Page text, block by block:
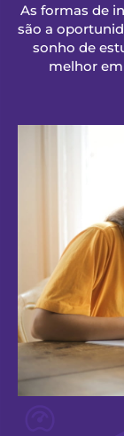
As formas de
são a
sonho de
melhor